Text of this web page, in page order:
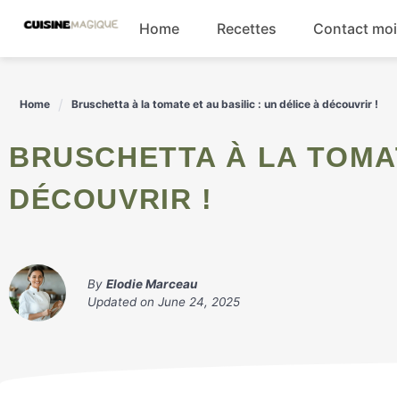
content
Home Recettes Contact moi
Home Bruschetta à la tomate et au basilic : un délice à découvrir !
BRUSCHETTA À LA TOMATE ET AU BASILIC : UN DÉLICE À
DÉCOUVRIR !
By Elodie Marceau
Updated on June 24, 2025